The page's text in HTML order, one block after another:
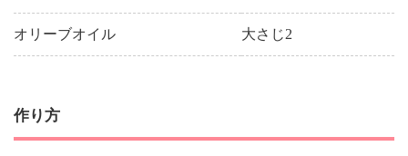
オリーブオイル 大さじ2
作り方